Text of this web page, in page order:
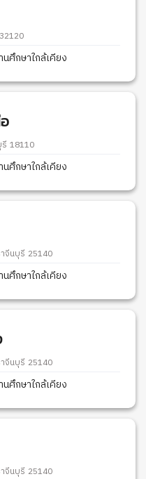
ศึกษาใกล้เคียง
18110
ศึกษาใกล้เคียง
จีนบุรี 25140
ศึกษาใกล้เคียง
จีนบุรี 25140
ศึกษาใกล้เคียง
จีนบุรี 25140